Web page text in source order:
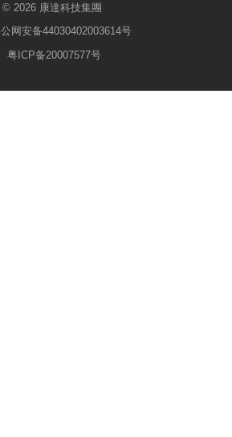
© 2026 康達科技集團
公网安备44030402003614号
粤ICP备20007577号